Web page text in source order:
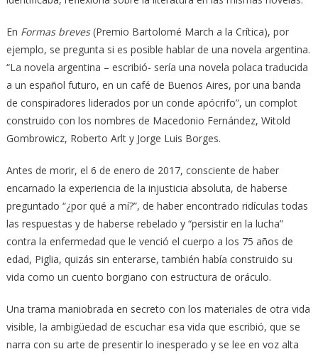
En Formas breves(Premio Bartolomé March a la Crítica), por
ejemplo, se pregunta si es posible hablar de una novela argentina.
“La novela argentina – escribió- sería una novela polaca traducida
a un español futuro, en un café de Buenos Aires, por una banda
de conspiradores liderados por un conde apócrifo”, un complot
construido con los nombres de Macedonio Fernández, Witold
Gombrowicz, Roberto Arlt y Jorge Luis Borges.
Antes de morir, el 6 de enero de 2017, consciente de haber
encarnado la experiencia de la injusticia absoluta, de haberse
preguntado “¿por qué a mí?”, de haber encontrado ridículas todas
las respuestas y de haberse rebelado y “persistir en la lucha”
contra la enfermedad que le venció el cuerpo a los 75 años de
edad, Piglia, quizás sin enterarse, también había construido su
vida como un cuento borgiano con estructura de oráculo.
Una trama maniobrada en secreto con los materiales de otra vida
visible, la ambigüedad de escuchar esa vida que escribió, que se
narra con su arte de presentir lo inesperado y se lee en voz alta